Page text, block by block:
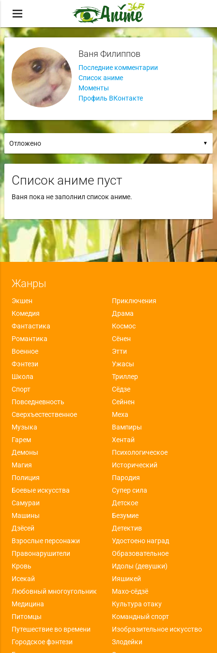
menu
Ваня Филиппов
Последние комментарии
Список аниме
Моменты
Профиль ВКонтакте
▼
Список аниме пуст
Ваня пока не заполнил список аниме.
Жанры
Экшен
Приключения
Комедия
Драма
Фантастика
Космос
Романтика
Сёнен
Военное
Этти
Фэнтези
Ужасы
Школа
Триллер
Спорт
Сёдзе
Повседневность
Сейнен
Сверхъестественное
Меха
Музыка
Вампиры
Гарем
Хентай
Демоны
Психологическое
Магия
Исторический
Полиция
Пародия
Боевые искусства
Супер сила
Самураи
Детское
Машины
Безумие
Дзёсей
Детектив
Взрослые персонажи
Удостоено наград
Правонарушители
Образовательное
Кровь
Идолы (девушки)
Исекай
Ияшикей
Любовный многоугольник
Махо-сёдзё
Медицина
Культура отаку
Питомцы
Командный спорт
Путешествие во времени
Изобразительное искусство
Городское фэнтези
Злодейки